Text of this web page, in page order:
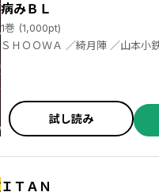
病みＢＬ
1巻 (1,000pt)
ＳＨＯＯＷＡ ／綺月陣 ／山本小鉄子 ／六青みつみ ／緒川千世 ／タクミユウ ／倫敦巴里子 ／紺色ルナ ／タカハシマコ ／麻生ミツ晃 ／黒田屑 ／
試し読み
ＩＴＡＮ